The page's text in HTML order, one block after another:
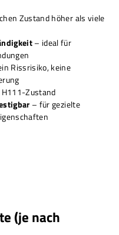
Zustand höher als viele
– ideal für
Rissrisiko, keine
Zustand
– für gezielte
(je nach